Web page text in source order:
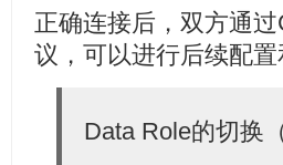
正确连接后，双方通
议，可以进行后续配置
Data Role的切换